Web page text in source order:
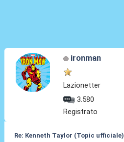
ironman
Lazionetter
3.580
Registrato
Re: Kenneth Taylor (Topic ufficiale)